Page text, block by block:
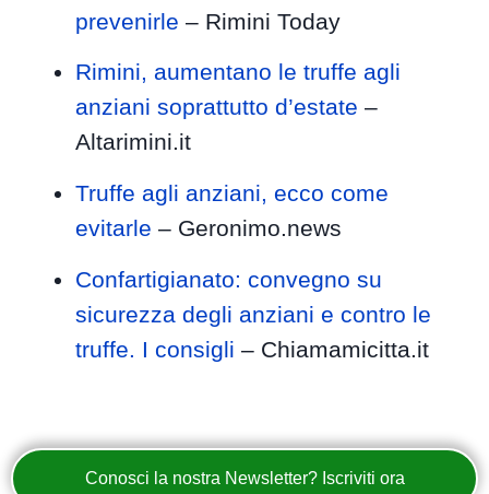
prevenirle – Rimini Today
Rimini, aumentano le truffe agli
anziani soprattutto d’estate –
Altarimini.it
Truffe agli anziani, ecco come
evitarle – Geronimo.news
Confartigianato: convegno su
sicurezza degli anziani e contro le
truffe. I consigli – Chiamamicitta.it
Conosci la nostra Newsletter? Iscriviti ora